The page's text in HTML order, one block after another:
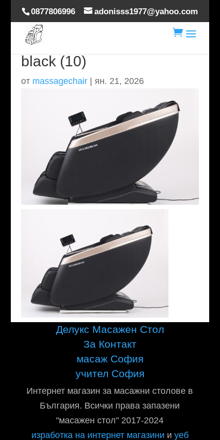
0877806996 adonisss1977@yahoo.com

hoverdream-brilliance-
black (10)
от massagechair| ян. 21, 2026
Делукс Масажен Стол
За Контакт
масаж София
учител София
Интернет магазин за масажни столове в
България. Всички права запазени
"масажен стол" 2017-2024
изработка на интернет магазини и уеб